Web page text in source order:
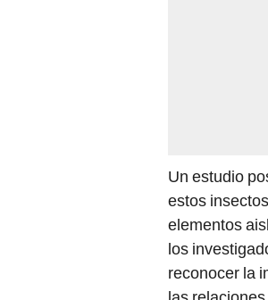
Un estudio
estos
elementos
los
reconocer la